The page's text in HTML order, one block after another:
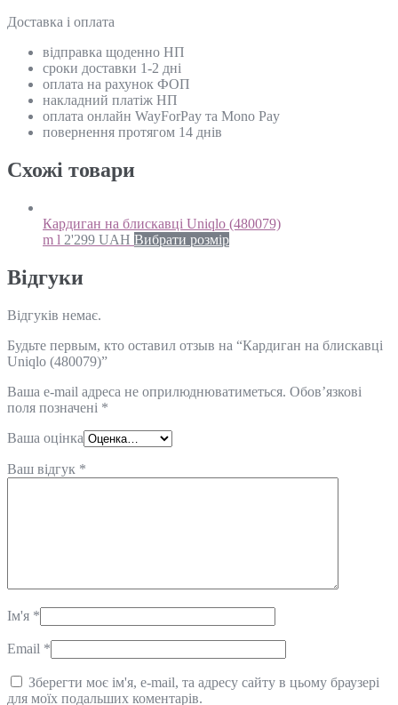
Доставка і оплата
відправка щоденно НП
сроки доставки 1-2 дні
оплата на рахунок ФОП
накладний платіж НП
оплата онлайн WayForPay та Mono Pay
повернення протягом 14 днів
Схожi товари
Кардиган на блискавці Uniqlo (480079)
m l 2'299 UAH Вибрати розмір
Відгуки
Відгуків немає.
Будьте первым, кто оставил отзыв на “Кардиган на блискавці
Uniqlo (480079)”
Ваша e-mail адреса не оприлюднюватиметься. Обов’язкові
поля позначені *
Ваша оцінка
Ваш відгук *
Ім'я *
Email *
Зберегти моє ім'я, e-mail, та адресу сайту в цьому браузері
для моїх подальших коментарів.